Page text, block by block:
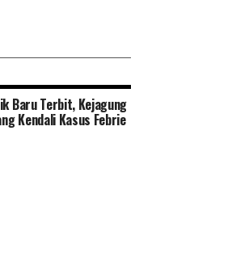
Baru Terbit, Kejagung
Kendali Kasus Febrie